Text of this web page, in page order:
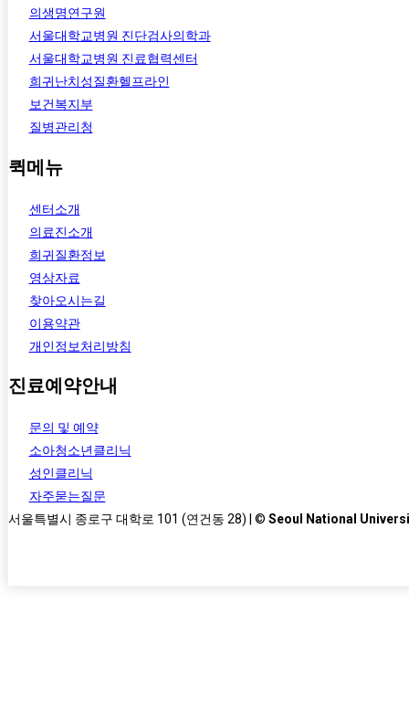
의생명연구원
서울대학교병원 진단검사의학과
서울대학교병원 진료협력센터
희귀난치성질환헬프라인
보건복지부
질병관리청
퀵메뉴
센터소개
의료진소개
희귀질환정보
영상자료
찾아오시는길
이용약관
개인정보처리방침
진료예약안내
문의 및 예약
소아청소년클리닉
성인클리닉
자주묻는질문
서울특별시 종로구 대학로 101 (연건동 28) | © Seoul National